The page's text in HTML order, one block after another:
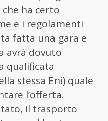
ha certo
e i regolamenti
fatta una gara e
avrà dovuto
qualificata
stessa Eni) quale
l’offerta.
il trasporto